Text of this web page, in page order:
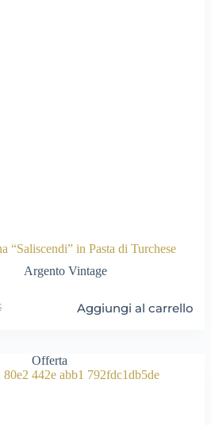
“Saliscendi” in Pasta di Turchese
Argento Vintage
Aggiungi al carrello
Offerta